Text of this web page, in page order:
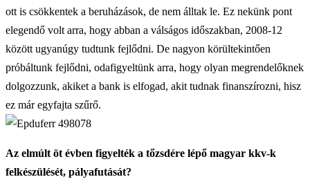
ott is csökkentek a beruházások, de nem álltak le. Ez nekünk pont
elegendő volt arra, hogy abban a válságos időszakban, 2008-12
között ugyanúgy tudtunk fejlődni. De nagyon körültekintően
próbáltunk fejlődni, odafigyeltünk arra, hogy olyan megrendelőknek
dolgozzunk, akiket a bank is elfogad, akit tudnak finanszírozni, hisz
ez már egyfajta szűrő.
Az elmúlt öt évben figyelték a tőzsdére lépő magyar kkv-k
felkészülését, pályafutását?